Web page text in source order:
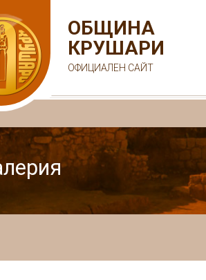
ОБЩИНА
КРУШАРИ
ОФИЦИАЛЕН САЙТ